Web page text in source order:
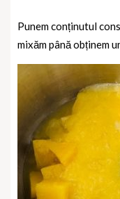
Punem conținutul
mixăm până obținem